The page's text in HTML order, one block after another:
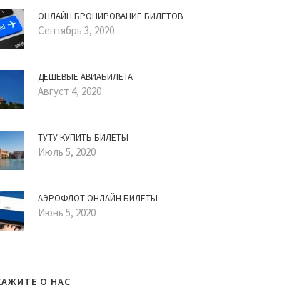
ОНЛАЙН БРОНИРОВАНИЕ БИЛЕТОВ
Сентябрь 3, 2020
ДЕШЕВЫЕ АВИАБИЛЕТА
Август 4, 2020
ТУТУ КУПИТЬ БИЛЕТЫ
Июль 5, 2020
АЭРОФЛОТ ОНЛАЙН БИЛЕТЫ
Июнь 5, 2020
О НАС